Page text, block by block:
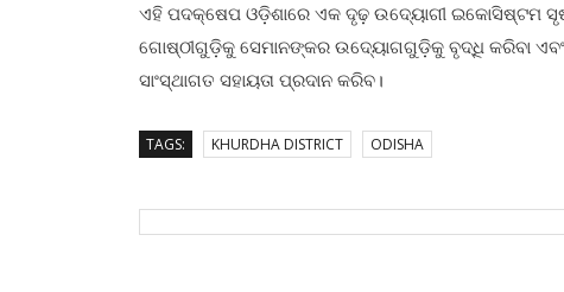
ଏହି ପଦକ୍ଷେପ ଓଡ଼ିଶାରେ ଏକ ଦୃଢ଼ ଉଦ୍ୟୋଗୀ ଇକୋସିଷ୍ଟମ
ଗୋଷ୍ଠୀଗୁଡ଼ିକୁ ସେମାନଙ୍କର ଉଦ୍ୟୋଗଗୁଡ଼ିକୁ ବୃଦ୍ଧି କରିବା
ସାଂସ୍ଥାଗତ ସହାୟତା ପ୍ରଦାନ କରିବ।
TAGS: KHURDHA DISTRICT ODISHA